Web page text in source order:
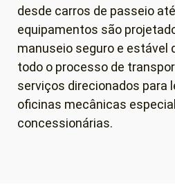
desde carros de passeio
equipamentos são
manuseio seguro e estável
todo o processo de
serviços direcionados para
oficinas mecânicas
concessionárias.